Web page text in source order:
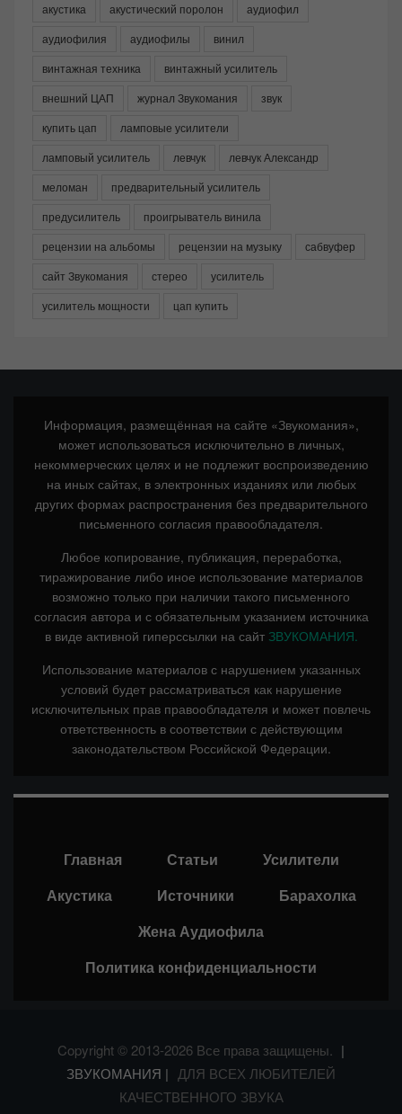
акустика
акустический поролон
аудиофил
аудиофилия
аудиофилы
винил
винтажная техника
винтажный усилитель
внешний ЦАП
журнал Звукомания
звук
купить цап
ламповые усилители
ламповый усилитель
левчук
левчук Александр
меломан
предварительный усилитель
предусилитель
проигрыватель винила
рецензии на альбомы
рецензии на музыку
сабвуфер
сайт Звукомания
стерео
усилитель
усилитель мощности
цап купить
Информация, размещённая на сайте «Звукомания»,
может использоваться исключительно в личных,
некоммерческих целях и не подлежит воспроизведению
на иных сайтах, в электронных изданиях или любых
других формах распространения без предварительного
письменного согласия правообладателя.
Любое копирование, публикация, переработка,
тиражирование либо иное использование материалов
возможно только при наличии такого письменного
согласия автора и с обязательным указанием источника
в виде активной гиперссылки на сайт ЗВУКОМАНИЯ.
Использование материалов с нарушением указанных
условий будет рассматриваться как нарушение
исключительных прав правообладателя и может повлечь
ответственность в соответствии с действующим
законодательством Российской Федерации.
Главная Статьи
Усилители
Акустика
Источники
Барахолка
Жена Аудиофила
Политика конфиденциальности
Copyright © 2013-2026 Все права защищены. |
ЗВУКОМАНИЯ | ДЛЯ ВСЕХ ЛЮБИТЕЛЕЙ
КАЧЕСТВЕННОГО ЗВУКА